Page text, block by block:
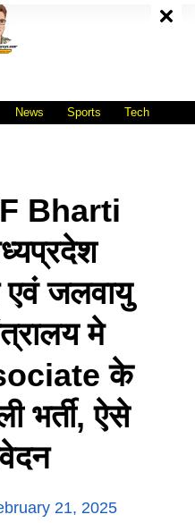
News Sports Tech
Bharti
एवं जलवायु
मे
के
भर्ती, ऐसे
21, 2025